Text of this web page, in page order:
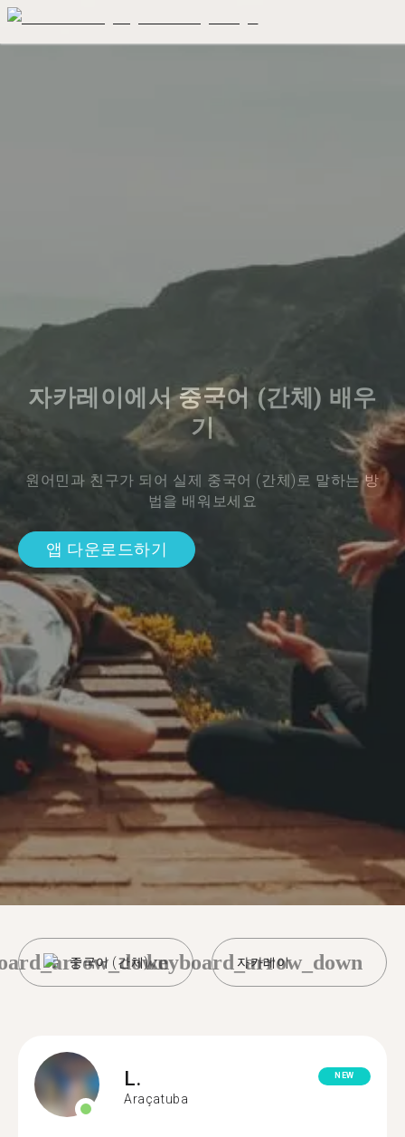
자카레이에서 중국어 (간체) 배우
기
원어민과 친구가 되어 실제 중국어 (간체)로 말하는 방
법을 배워보세요
앱 다운로드하기
중국어 (간체) 자카레이
keyboard_arrow_down
L.
Araçatuba
NEW